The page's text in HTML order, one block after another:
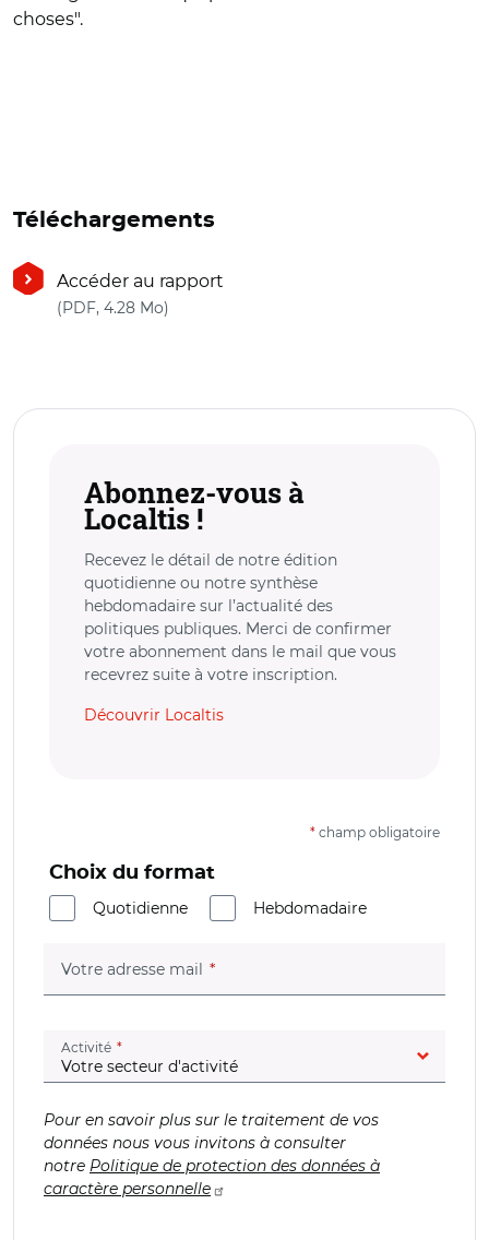
choses".
Téléchargements
Accéder au rapport
(PDF, 4.28 Mo)
Abonnez-vous à
Localtis !
Recevez le détail de notre édition
quotidienne ou notre synthèse
hebdomadaire sur l’actualité des
politiques publiques. Merci de confirmer
votre abonnement dans le mail que vous
recevrez suite à votre inscription.
Découvrir Localtis
* champ obligatoire
Choix du format
Quotidienne
Hebdomadaire
Votre adresse mail (champ obligatoire)
Activité (champ obligatoire)
Pour en savoir plus sur le traitement de vos
données nous vous invitons à consulter
notre Politique de protection des données à
caractère personnelle